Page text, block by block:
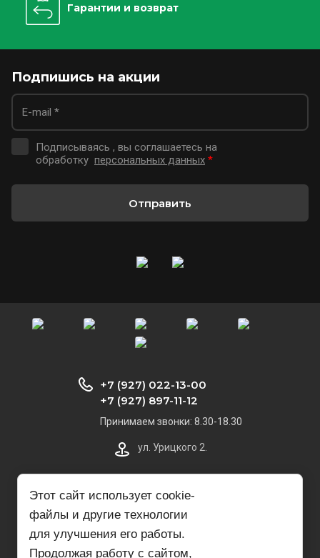
Гарантии и возврат
Подпишись на акции
Подписываясь , вы соглашаетесь на
обработку персональных данных *
Отправить
СпецСантехника Плюс
+7 (927) 022-13-00
+7 (927) 897-11-12
Принимаем звонки: 8.30-18.30
ул. Урицкого 2.
Этот сайт использует cookie-
файлы и другие технологии
для улучшения его работы.
Продолжая работу с сайтом,